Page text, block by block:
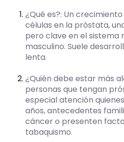
¿Qué es?: Un
células en la próstata,
pero clave en el
masculino. Suele
lenta.
¿Quién debe estar más
personas que tengan
especial atención
años, antecedentes
cáncer o presenten
tabaquismo.